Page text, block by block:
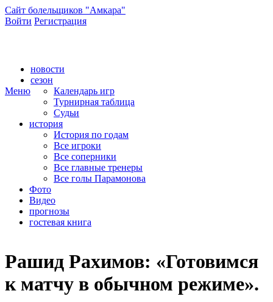
Сайт болельщиков "Амкара"
Войти Регистрация
Меню
новости
сезон
Календарь игр
Турнирная таблица
Судьи
история
История по годам
Все игроки
Все соперники
Все главные тренеры
Все голы Парамонова
Фото
Видео
прогнозы
гостевая книга
Рашид Рахимов: «Готовимся
к матчу в обычном режиме».